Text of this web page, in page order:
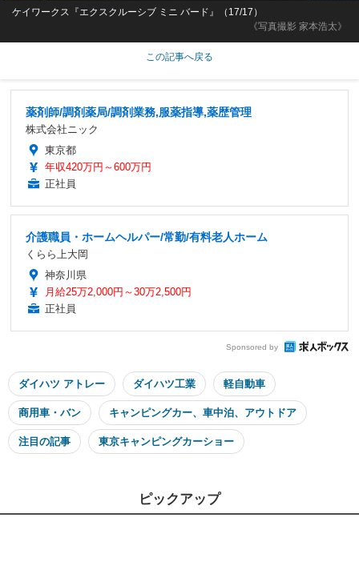
《写真撮影 家本浩太》
ケイワークス『エクスクルーシブ ミニ バード』（17/17）
この記事へ戻る
薬剤師/調剤薬局/調剤業務,服薬指導,薬歴管理
株式会社ニック
東京都
年収420万円～600万円
正社員
介護職員・ホームヘルパー/常勤/有料老人ホーム
くらら上大岡
神奈川県
月給25万2,000円～30万2,500円
正社員
Sponsored by
ダイハツ アトレー ダイハツ工業 軽自動車
商用車・バン キャンピングカー、車中泊、アウトドア
注目の記事 東京キャンピングカーショー
ピックアップ